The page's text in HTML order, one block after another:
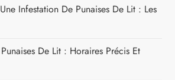
Infestation De Punaises De Lit : Les
De Lit : Horaires Précis Et